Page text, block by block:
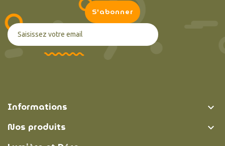
Informations 
Nos produits 